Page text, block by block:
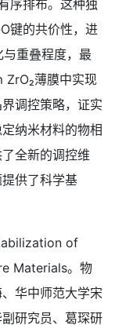
序排布。这种独
键的共价性，进
重叠程度，最
ZrO₂薄膜中实现
调控策略，证实
纳米材料的物相
全新的调控维
供了科学基
of
Materials。物
华中师范大学宋
研究员、葛琛研